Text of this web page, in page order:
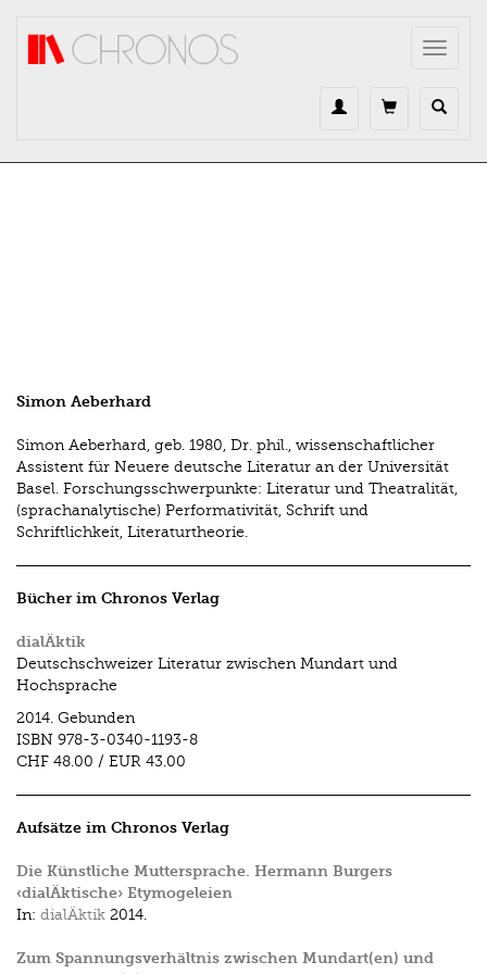
Toggle
Simon Aeberhard
Simon Aeberhard, geb. 1980, Dr. phil., wissenschaftlicher
Assistent für Neuere deutsche Literatur an der Universität
Basel. Forschungsschwerpunkte: Literatur und Theatralität,
(sprachanalytische) Performativität, Schrift und
Schriftlichkeit, Literaturtheorie.
Bücher im Chronos Verlag
dialÄktik
Deutschschweizer Literatur zwischen Mundart und
Hochsprache
2014. Gebunden
ISBN 978-3-0340-1193-8
CHF 48.00 / EUR 43.00
Aufsätze im Chronos Verlag
Die Künstliche Muttersprache. Hermann Burgers
‹dialÄktische› Etymogeleien
In: dialÄktik 2014.
Zum Spannungsverhältnis zwischen Mundart(en) und